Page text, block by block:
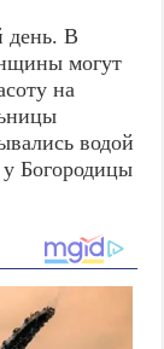
день. В
могут
на
водой
Богородицы